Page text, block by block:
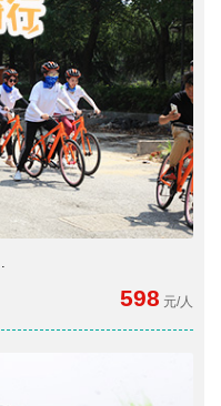
598 元/人